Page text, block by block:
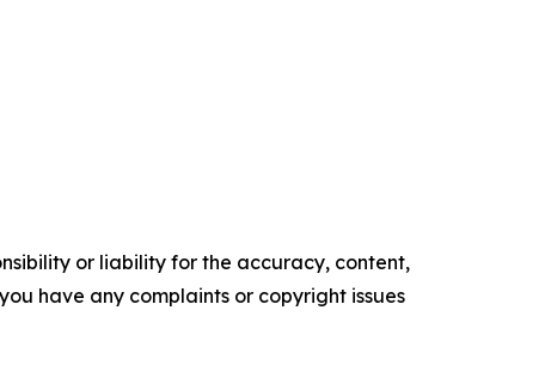
or liability for the accuracy, content,
have any complaints or copyright issues